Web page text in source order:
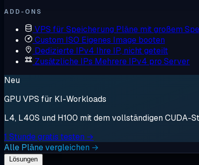
ADD-ONS
VPS für Speicherung Pläne mit großem
Custom ISO Eigenes Image booten
Dedizierte IPv4 Ihre IP, nicht geteilt
Zusätzliche IPs Mehrere IPv4 pro Server
Neu
GPU VPS für KI-Workloads
L4, L40S und H100 mit dem vollständigen CUDA-
1 Stunde gratis testen →
Alle Pläne vergleichen →